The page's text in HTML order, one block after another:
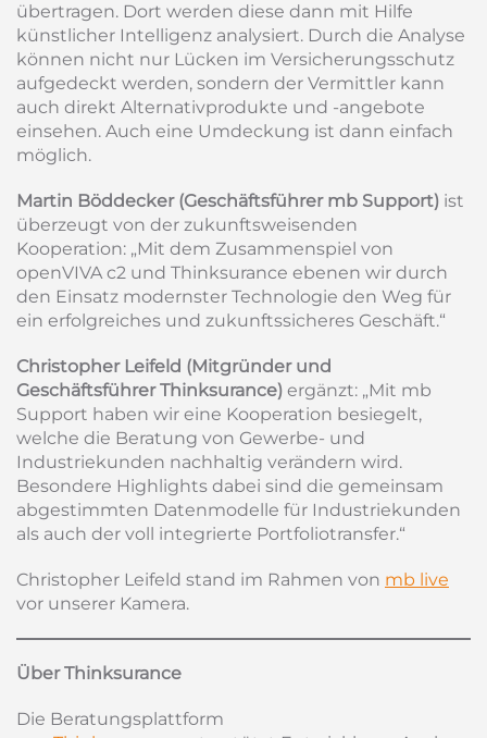
übertragen. Dort werden diese dann mit Hilfe
künstlicher Intelligenz analysiert. Durch die Analyse
können nicht nur Lücken im Versicherungsschutz
aufgedeckt werden, sondern der Vermittler kann
auch direkt Alternativprodukte und -angebote
einsehen. Auch eine Umdeckung ist dann einfach
möglich.
Martin Böddecker (Geschäftsführer mb Support) ist
überzeugt von der zukunftsweisenden
Kooperation: „Mit dem Zusammenspiel von
openVIVA c2 und Thinksurance ebenen wir durch
den Einsatz modernster Technologie den Weg für
ein erfolgreiches und zukunftssicheres Geschäft.“
Christopher Leifeld (Mitgründer und
Geschäftsführer Thinksurance) ergänzt: „Mit mb
Support haben wir eine Kooperation besiegelt,
welche die Beratung von Gewerbe- und
Industriekunden nachhaltig verändern wird.
Besondere Highlights dabei sind die gemeinsam
abgestimmten Datenmodelle für Industriekunden
als auch der voll integrierte Portfoliotransfer.“
Christopher Leifeld stand im Rahmen von mb live
vor unserer Kamera.
Über Thinksurance
Die Beratungsplattform